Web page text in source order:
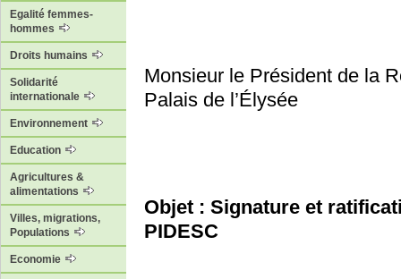
Egalité femmes-
hommes
Droits humains
Solidarité
internationale
Environnement
Education
Agricultures &
alimentations
Villes, migrations,
Populations
Economie
Monsieur le Président de la
Palais de l’Élysée
Objet : Signature et
PIDESC